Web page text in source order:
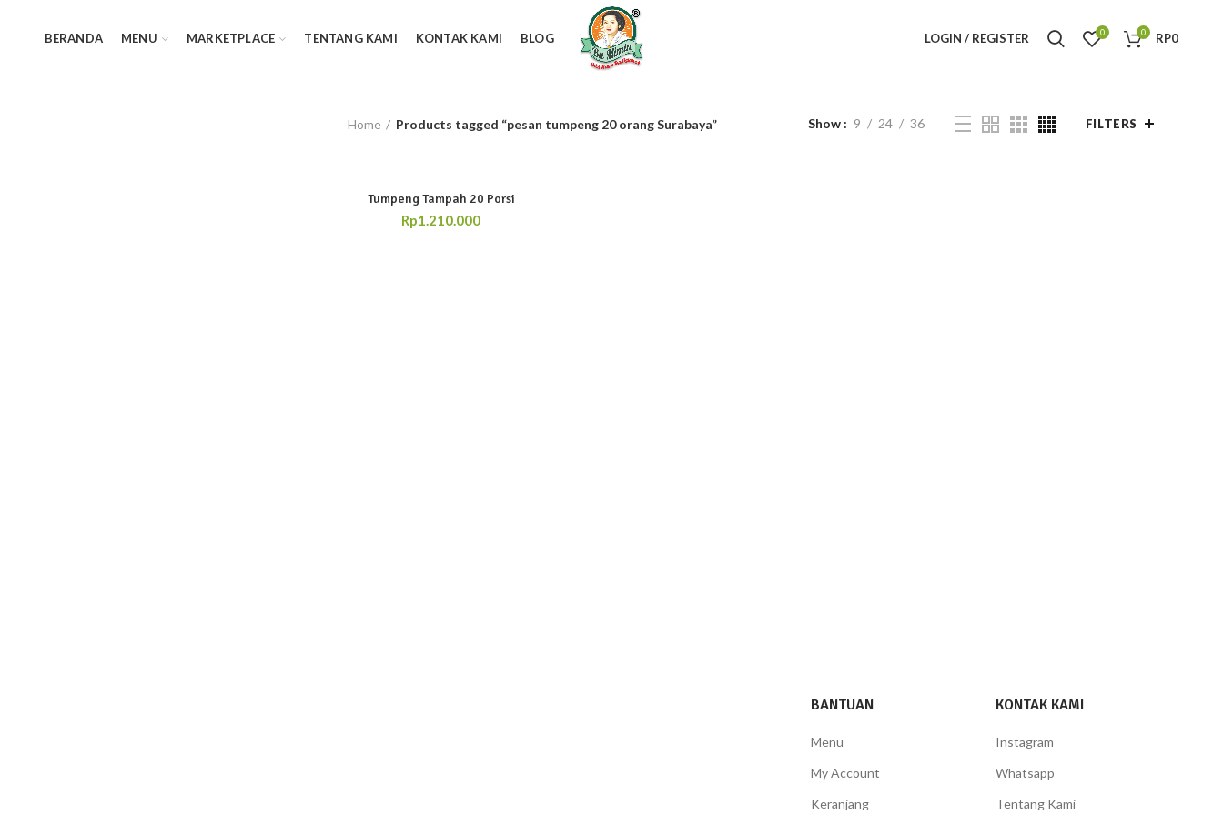
BERANDA MENU MARKETPLACE TENTANG KAMI KONTAK KAMI BLOG LOGIN / REGISTER 0 0 RP0
Home Products tagged “pesan tumpeng 20 orang Surabaya” Show 9 24 36 FILTERS
Tumpeng Tampah 20 Porsi
Rp1.210.000
BANTUAN
Menu
My Account
Keranjang
KONTAK KAMI
Instagram
Whatsapp
Tentang Kami